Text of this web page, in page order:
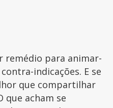
remédio para animar-
indicações. E se
que compartilhar
que acham se